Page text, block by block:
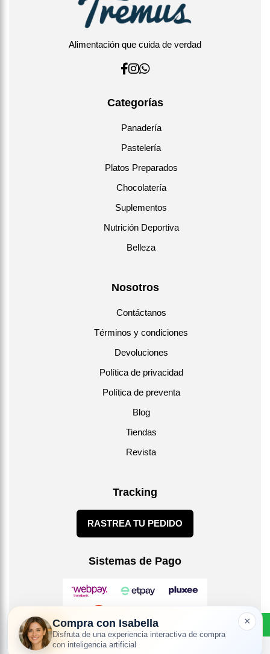
Alimentación que cuida de verdad
Categorías
Panadería
Pastelería
Platos Preparados
Chocolatería
Suplementos
Nutrición Deportiva
Belleza
Nosotros
Contáctanos
Términos y condiciones
Devoluciones
Política de privacidad
Política de preventa
Blog
Tiendas
Revista
Tracking
RASTREA TU PEDIDO
Sistemas de Pago